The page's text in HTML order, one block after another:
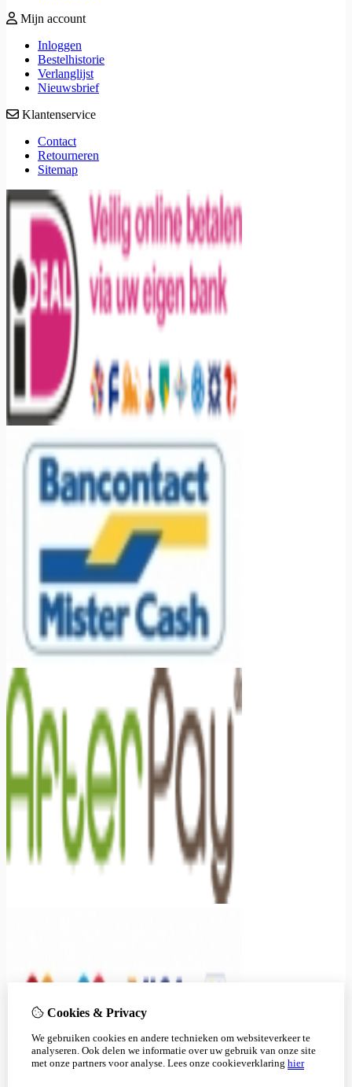
Mijn account
Inloggen
Bestelhistorie
Verlanglijst
Nieuwsbrief
Klantenservice
Contact
Retourneren
Sitemap
Cookies & Privacy
We gebruiken cookies en andere technieken om websiteverkeer te
analyseren. Ook delen we informatie over uw gebruik van onze site
met onze partners voor analyse. Lees onze cookieverklaring hier